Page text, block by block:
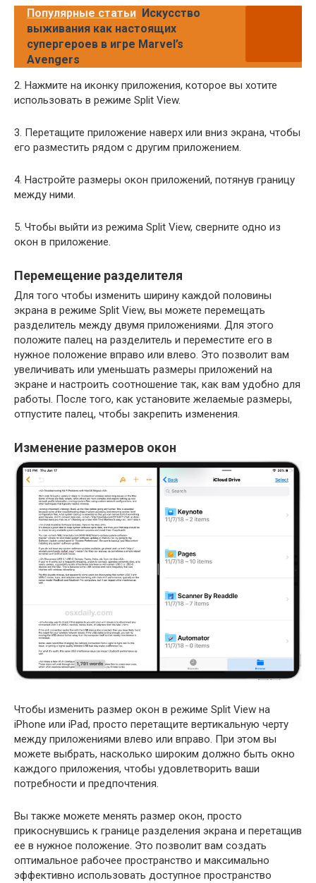
Популярные статьи Искусство
выживания как настоящих
супергероев в игре Marvel’s
Avengers
2. Нажмите на иконку приложения, которое вы хотите
использовать в режиме Split View.
3. Перетащите приложение наверх или вниз экрана, чтобы
его разместить рядом с другим приложением.
4. Настройте размеры окон приложений, потянув границу
между ними.
5. Чтобы выйти из режима Split View, сверните одно из
окон в приложение.
Перемещение разделителя
Для того чтобы изменить ширину каждой половины
экрана в режиме Split View, вы можете перемещать
разделитель между двумя приложениями. Для этого
положите палец на разделитель и переместите его в
нужное положение вправо или влево. Это позволит вам
увеличивать или уменьшать размеры приложений на
экране и настроить соотношение так, как вам удобно для
работы. После того, как установите желаемые размеры,
отпустите палец, чтобы закрепить изменения.
Изменение размеров окон
Чтобы изменить размер окон в режиме Split View на
iPhone или iPad, просто перетащите вертикальную черту
между приложениями влево или вправо. При этом вы
можете выбрать, насколько широким должно быть окно
каждого приложения, чтобы удовлетворить ваши
потребности и предпочтения.
Вы также можете менять размер окон, просто
прикоснувшись к границе разделения экрана и перетащив
ее в нужное положение. Это позволит вам создать
оптимальное рабочее пространство и максимально
эффективно использовать доступное пространство